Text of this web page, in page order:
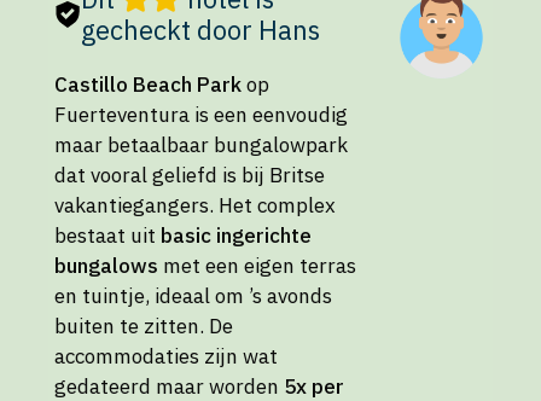
gecheckt door Hans
Castillo Beach Parkop
Fuerteventura is een eenvoudig
maar betaalbaar bungalowpark
dat vooral geliefd is bij Britse
vakantiegangers. Het complex
bestaat uit basic ingerichte
bungalows met een eigen terras
en tuintje, ideaal om ’s avonds
buiten te zitten. De
accommodaties zijn wat
gedateerd maar worden 5x per